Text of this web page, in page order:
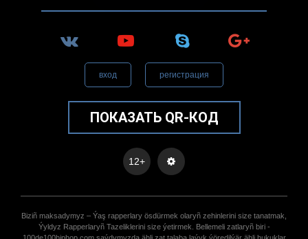
вход регистрация
ПОКАЗАТЬ QR-КОД
12+
Biziñ maksadymyz – Ýaş rapperlary ösdürmek olaryñ zehinlerini size tanatmak,
Ýyldyz Rapperlaryñ Tazeliklerini size ýetirmek. Bellemeli zatlaryñ biri -
100de100hiphop.com saýdymyzda ähli zat talaba laýyk ýöredilýär ähli hukuklar